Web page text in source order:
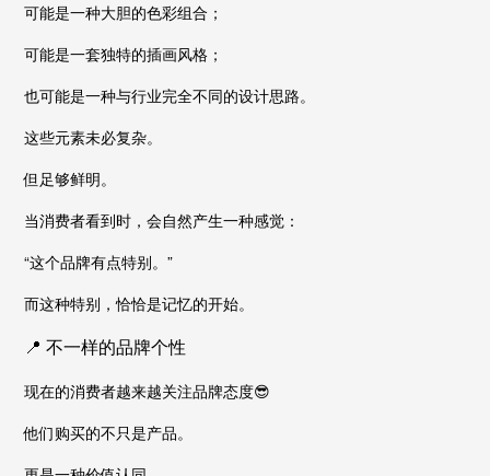
可能是一种大胆的色彩组合；
可能是一套独特的插画风格；
也可能是一种与行业完全不同的设计思路。
这些元素未必复杂。
但足够鲜明。
当消费者看到时，会自然产生一种感觉：
“这个品牌有点特别。”
而这种特别，恰恰是记忆的开始。
📍 不一样的品牌个性
现在的消费者越来越关注品牌态度😎
他们购买的不只是产品。